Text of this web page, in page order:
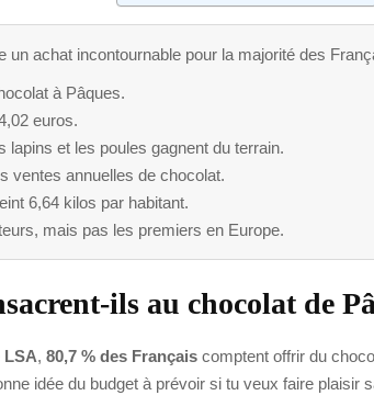
un achat incontournable pour la majorité des
à Pâques.
euros.
et les poules gagnent du terrain.
ventes annuelles de chocolat.
6,64 kilos par habitant.
mais pas les premiers en Europe.
ils au chocolat de
LSA, 80,7 % des Français comptent offrir du
idée du budget à prévoir si tu veux faire plaisir